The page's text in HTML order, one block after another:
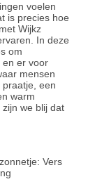
voelen
is precies hoe
Wijkz
In deze
om
en er voor
mensen
een
warm
we blij dat
Vers